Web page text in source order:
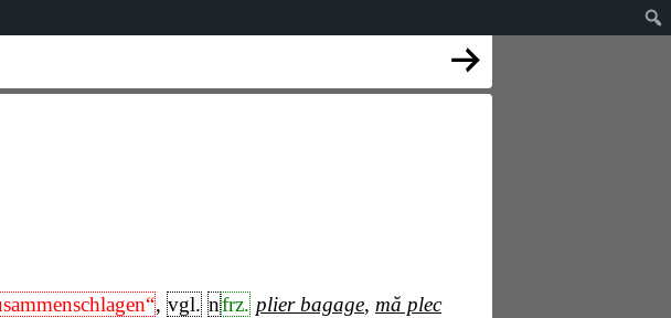
, vgl. nfrz. plier bagage, mă plec